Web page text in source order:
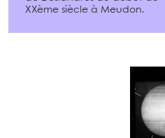
XXème siècle à Meudon.